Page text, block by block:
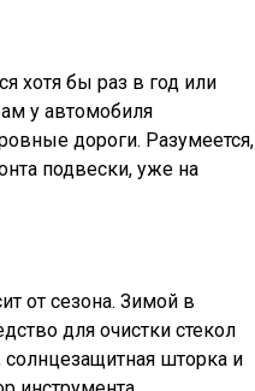
хотя бы раз в год или
у автомобиля
дороги. Разумеется,
подвески, уже на
от сезона. Зимой в
для очистки стекол
солнцезащитная шторка и